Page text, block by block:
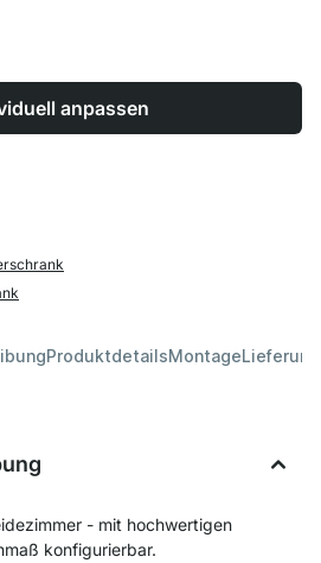
anpassen
ProduktdetailsMontage
- mit hochwertigen
konfigurierbar.